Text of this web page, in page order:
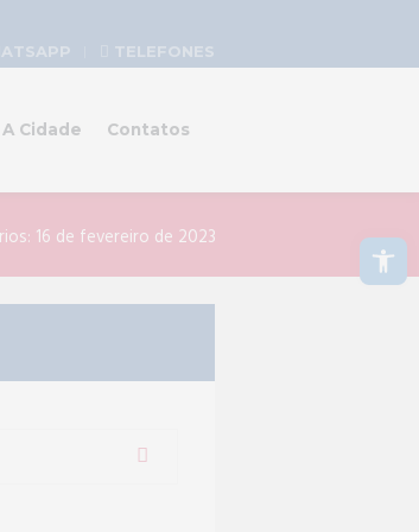
TELEFONES
A Cidade Contatos
16 de fevereiro de 2023 Abrir a barra de ferramentas